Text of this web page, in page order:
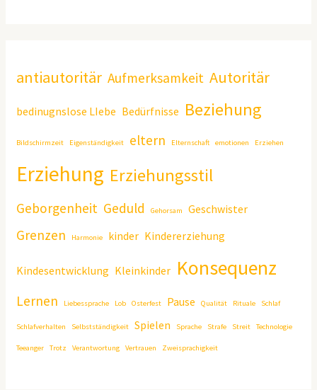
antiautoritär Aufmerksamkeit Autoritär
bedinugnslose LIebe Bedürfnisse Beziehung
Bildschirmzeit Eigenständigkeit eltern Elternschaft emotionen Erziehen
Erziehung Erziehungsstil
Geborgenheit Geduld Gehorsam Geschwister
Grenzen Harmonie kinder Kindererziehung
Kindesentwicklung Kleinkinder Konsequenz
Lernen Liebessprache Lob Osterfest Pause Qualität Rituale Schlaf
Schlafverhalten Selbstständigkeit Spielen Sprache Strafe Streit Technologie
Teeanger Trotz Verantwortung Vertrauen Zweisprachigkeit